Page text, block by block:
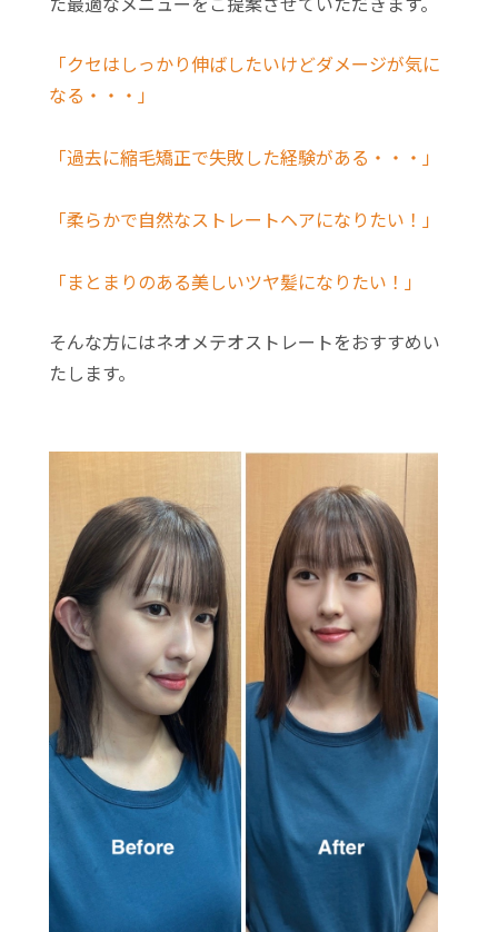
「クセはしっかり伸ばしたいけどダメージが気に
なる・・・」
「過去に縮毛矯正で失敗した経験がある・・・」
「柔らかで自然なストレートヘアになりたい！」
「まとまりのある美しいツヤ髪になりたい！」
そんな方にはネオメテオストレートをおすすめい
たします。